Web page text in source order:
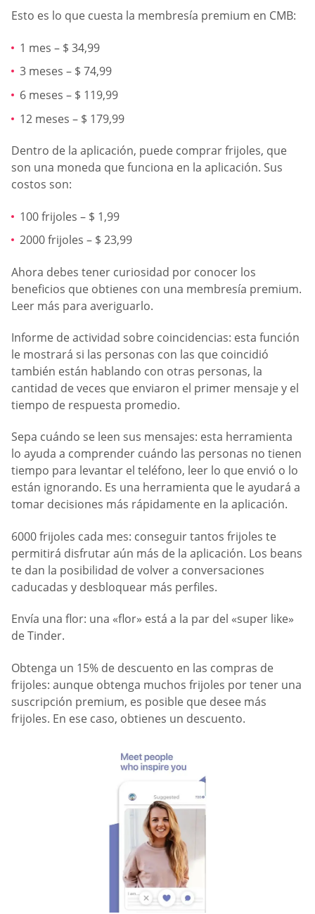
Esto es lo que cuesta la membresía premium en CMB:
1 mes – $ 34,99
3 meses – $ 74,99
6 meses – $ 119,99
12 meses – $ 179,99
Dentro de la aplicación, puede comprar frijoles, que
son una moneda que funciona en la aplicación. Sus
costos son:
100 frijoles – $ 1,99
2000 frijoles – $ 23,99
Ahora debes tener curiosidad por conocer los
beneficios que obtienes con una membresía premium.
Leer más para averiguarlo.
Informe de actividad sobre coincidencias: esta función
le mostrará si las personas con las que coincidió
también están hablando con otras personas, la
cantidad de veces que enviaron el primer mensaje y el
tiempo de respuesta promedio.
Sepa cuándo se leen sus mensajes: esta herramienta
lo ayuda a comprender cuándo las personas no tienen
tiempo para levantar el teléfono, leer lo que envió o lo
están ignorando. Es una herramienta que le ayudará a
tomar decisiones más rápidamente en la aplicación.
6000 frijoles cada mes: conseguir tantos frijoles te
permitirá disfrutar aún más de la aplicación. Los beans
te dan la posibilidad de volver a conversaciones
caducadas y desbloquear más perfiles.
Envía una flor: una «flor» está a la par del «super like»
de Tinder.
Obtenga un 15% de descuento en las compras de
frijoles: aunque obtenga muchos frijoles por tener una
suscripción premium, es posible que desee más
frijoles. En ese caso, obtienes un descuento.